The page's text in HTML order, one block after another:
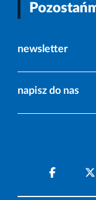
newsletter
napisz do nas